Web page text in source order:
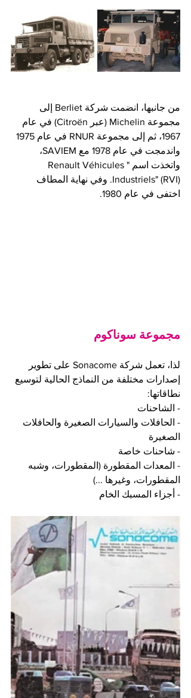
من جانبها، انضمت شركة Berliet إلى
مجموعة Michelin (عبر Citroën) في عام
واندمجت في عام 1978 مع SAVIEM،
واتخذت اسم "Renault Véhicules
Industriels" (RVI). وفي نهاية المطاف
اختفى في عام 1980.
مجموعة سوناكوم
لذا، تعمل شركة Sonacome على تطوير
إصدارات مختلفة من النماذج الحالية لتوسيع
نطاقاتها:
- الشاحنات
- الحافلات والسيارات الصغيرة والحافلات
الصغيرة
- شاحنات خاصة
- المعدات المقطورة (المقطورات، وشبه
المقطورات، وغيرها ...)
- أجزاء المسبك الخام